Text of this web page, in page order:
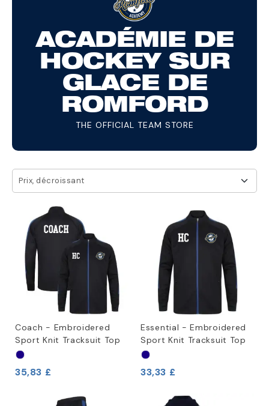
ACADÉMIE DE
HOCKEY SUR
GLACE DE
ROMFORD
THE OFFICIAL TEAM STORE
Prix, décroissant
Coach - Embroidered
Sport Knit Tracksuit Top
35,83 £
Essential - Embroidered
Sport Knit Tracksuit Top
33,33 £